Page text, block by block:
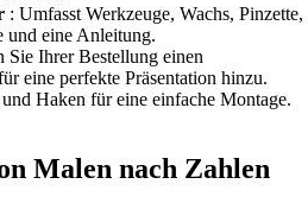
: Umfasst Werkzeuge, Wachs, Pinzette,
und eine Anleitung.
Sie Ihrer Bestellung einen
eine perfekte Präsentation hinzu.
Haken für eine einfache Montage.
Malen nach Zahlen